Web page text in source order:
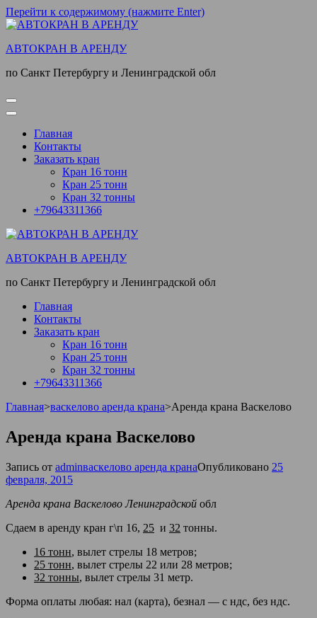
Перейти к содержимому (нажмите Enter)
АВТОКРАН В АРЕНДУ
по Санкт Петербургу и Ленинградской обл
Главная
Контакты
Заказать кран
Кран 16 тонн
Кран 25 тонн
Кран 32 тонны
+79643311366
АВТОКРАН В АРЕНДУ
по Санкт Петербургу и Ленинградской обл
Главная
Контакты
Заказать кран
Кран 16 тонн
Кран 25 тонн
Кран 32 тонны
+79643311366
Главная>васкелово аренда крана>Аренда крана Васкелово
Аренда крана Васкелово
Запись от adminваскелово аренда кранаОпубликовано 25
февраля, 2015
Аренда крана Васкелово Ленинградской обл
Сдаем в аренду кран г\п 16, 25 и 32 тонны.
16 тонн, вылет стрелы 18 метров;
25 тонн, вылет стрелы 22 или 28 метров;
32 тонны, вылет стрелы 31 метр.
Форма оплаты любая: нал (карта), безнал — с ндс, без ндс.